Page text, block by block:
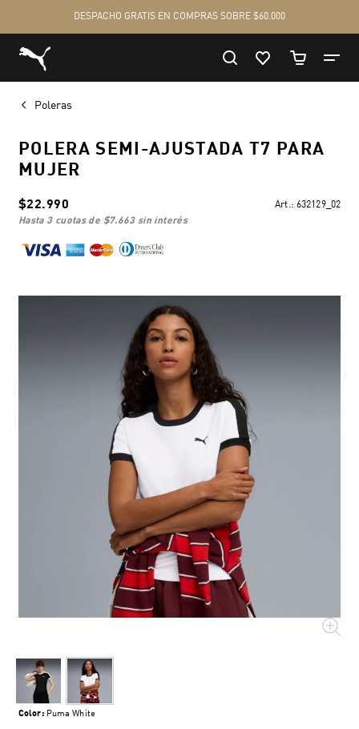
Poleras
POLERA SEMI-AJUSTADA T7 PARA
MUJER
$22.990 Art.: 632129_02
hasta 3 cuotas de $7.663sin interés
Color: Puma White